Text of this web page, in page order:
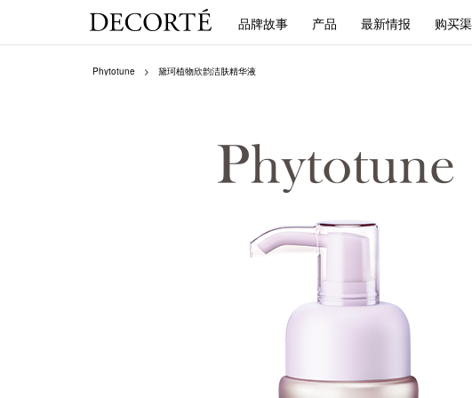
品牌故事 产品 最新情报 购买
Phytotune 黛珂植物欣韵洁肤精华液